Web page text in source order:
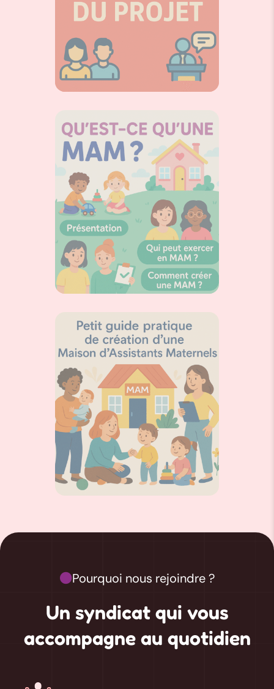
Pourquoi nous rejoindre ?
Un syndicat qui vous
accompagne au quotidien